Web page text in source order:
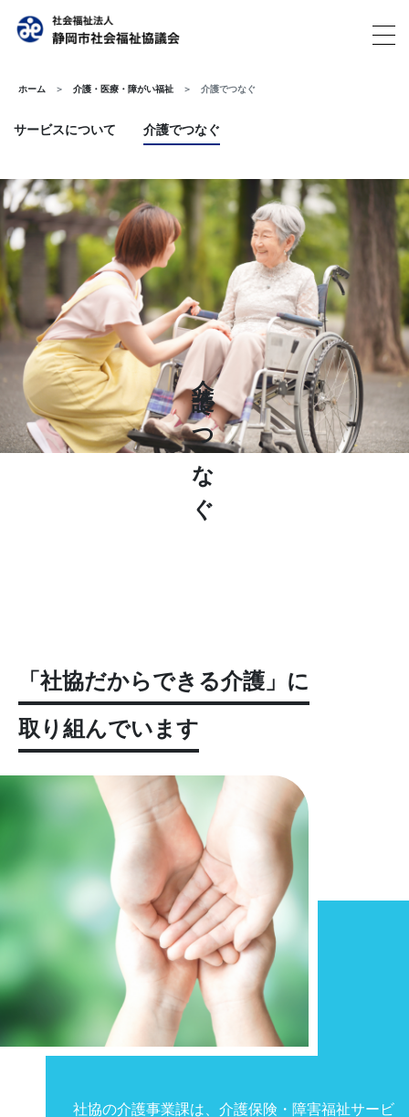
ホーム 介護・医療・障がい福祉 介護でつなぐ
サービスについて 介護でつなぐ
介護でつなぐ
「社協だからできる介護」に
取り組んでいます
社協の介護事業課は、介護保険・障害福祉サービ